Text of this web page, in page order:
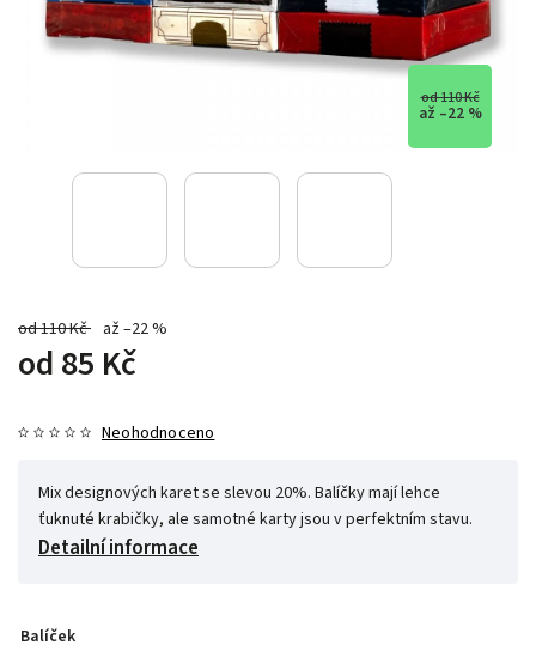
od 110 Kč
až –22 %
od 110 Kč až –22 %
od 85 Kč
Neohodnoceno
Mix designových karet se slevou 20%. Balíčky mají lehce
ťuknuté krabičky, ale samotné karty jsou v perfektním stavu.
Detailní informace
Balíček